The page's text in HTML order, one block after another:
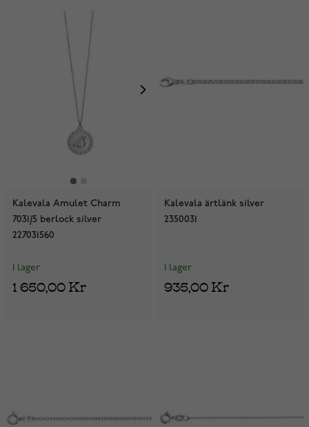
Kalevala Amulet Charm
7031/5 berlock silver
227031560
I lager
1 650,00 Kr
Kalevala ärtlänk silver
2350031
I lager
935,00 Kr